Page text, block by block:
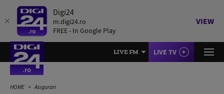
Digi24
m.digi24.ro
FREE - In Google Play
VIEW
LIVE FM LIVE TV
HOME Asigurari